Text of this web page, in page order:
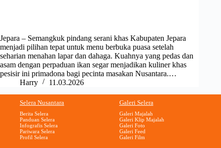
Jepara – Semangkuk pindang serani khas Kabupaten Jepara
menjadi pilihan tepat untuk menu berbuka puasa setelah
seharian menahan lapar dan dahaga. Kuahnya yang pedas dan
asam dengan perpaduan ikan segar menjadikan kuliner khas
pesisir ini primadona bagi pecinta masakan Nusantara.…
Harry
11.03.2026
Selera Nusantara
Berita Selera
Panduan Selera
Infografis Selera
Pariwara Selera
Profil Selera
Galeri Selera
Galeri Majalah
Galeri Klip Majalah
Galeri Foto
Galeri Feed
Galeri Film